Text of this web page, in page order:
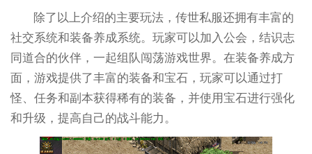
除了以上介绍的主要玩法，传世私服还拥有丰富的
社交系统和装备养成系统。玩家可以加入公会，结识志
同道合的伙伴，一起组队闯荡游戏世界。在装备养成方
面，游戏提供了丰富的装备和宝石，玩家可以通过打
怪、任务和副本获得稀有的装备，并使用宝石进行强化
和升级，提高自己的战斗能力。